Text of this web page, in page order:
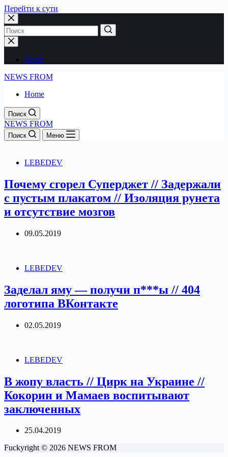
Перейти к сути
Home
NEWS FROM
Home
Поиск
NEWS FROM
Поиск Меню
LEBEDEV
Почему сгорел Суперджет // Задержали
с пустым плакатом // Изоляция рунета
и отсутствие мозгов
09.05.2019
LEBEDEV
Заделал яму — получи п***ы // 404
логотипа ВКонтакте
02.05.2019
LEBEDEV
В жопу власть // Цирк на Украине //
Кокорин и Мамаев воспитывают
заключенных
25.04.2019
Fuckyright © 2026 NEWS FROM